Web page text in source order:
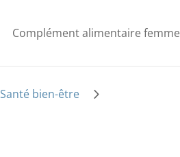
Complément alimentaire femme
Santé bien-être 5